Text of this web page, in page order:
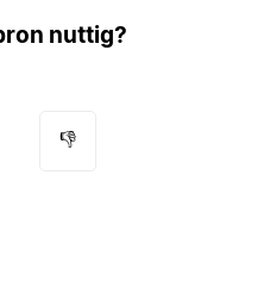
nuttig?
👎